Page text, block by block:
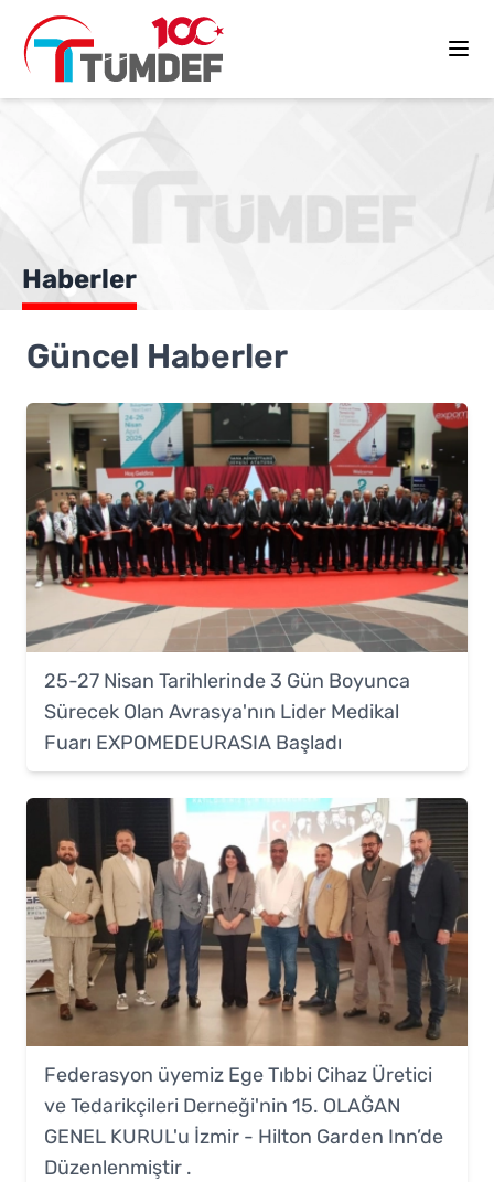
Haberler
Güncel Haberler
25-27 Nisan Tarihlerinde 3 Gün Boyunca
Sürecek Olan Avrasya'nın Lider Medikal
Fuarı EXPOMEDEURASIA Başladı
Federasyon üyemiz Ege Tıbbi Cihaz Üretici
ve Tedarikçileri Derneği'nin 15. OLAĞAN
GENEL KURUL'u İzmir - Hilton Garden Inn’de
Düzenlenmiştir .